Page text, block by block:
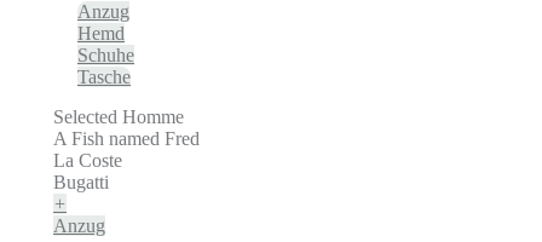
Anzug
Hemd
Schuhe
Tasche
Selected Homme
A Fish named Fred
La Coste
Bugatti
+
Anzug